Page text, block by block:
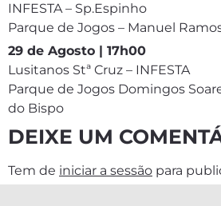
INFESTA – Sp.Espinho
Parque de Jogos – Manuel
29 de Agosto | 17h00
Lusitanos Stª Cruz – INFESTA
Parque de Jogos Domingos
do Bispo
DEIXE UM
Tem de iniciar a sessão para